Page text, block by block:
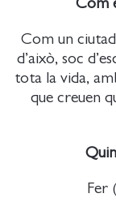
Com
Com un
d’això, soc
tota la vida,
que creuen
Fer